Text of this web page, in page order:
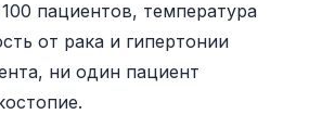
пациентов, температура
от рака и гипертонии
ни один пациент